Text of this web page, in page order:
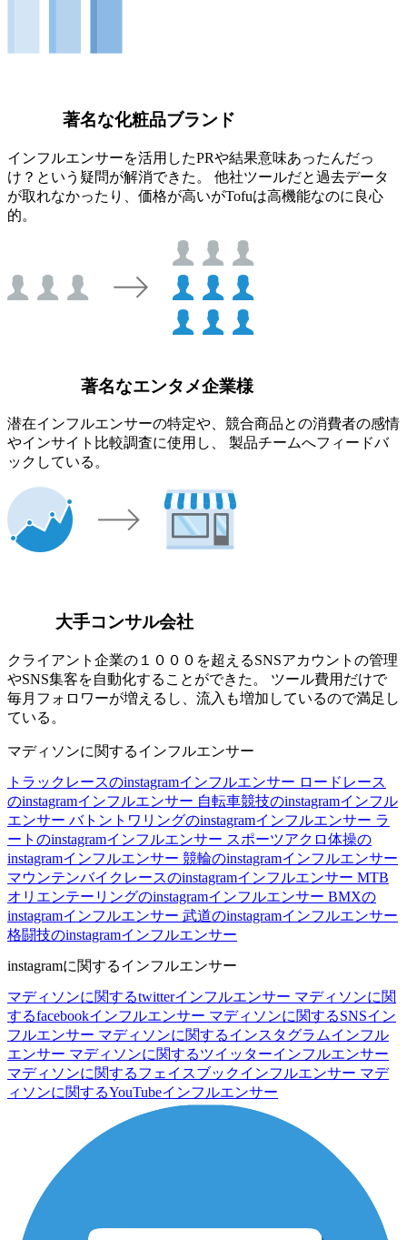
著名な化粧品ブランド
インフルエンサーを活用したPRや結果意味あったんだっ
け？という疑問が解消できた。 他社ツールだと過去データ
が取れなかったり、価格が高いがTofuは高機能なのに良心
的。
著名なエンタメ企業様
潜在インフルエンサーの特定や、競合商品との消費者の感情
やインサイト比較調査に使用し、 製品チームへフィードバ
ックしている。
大手コンサル会社
クライアント企業の１０００を超えるSNSアカウントの管理
やSNS集客を自動化することができた。 ツール費用だけで
毎月フォロワーが増えるし、流入も増加しているので満足し
ている。
マディソンに関するインフルエンサー
トラックレースのinstagramインフルエンサー ロードレース
のinstagramインフルエンサー 自転車競技のinstagramインフル
エンサー バトントワリングのinstagramインフルエンサー ラ
ートのinstagramインフルエンサー スポーツアクロ体操の
instagramインフルエンサー 競輪のinstagramインフルエンサー
マウンテンバイクレースのinstagramインフルエンサー MTB
オリエンテーリングのinstagramインフルエンサー BMXの
instagramインフルエンサー 武道のinstagramインフルエンサー
格闘技のinstagramインフルエンサー
instagramに関するインフルエンサー
マディソンに関するtwitterインフルエンサー マディソンに関
するfacebookインフルエンサー マディソンに関するSNSイン
フルエンサー マディソンに関するインスタグラムインフル
エンサー マディソンに関するツイッターインフルエンサー
マディソンに関するフェイスブックインフルエンサー マデ
ィソンに関するYouTubeインフルエンサー